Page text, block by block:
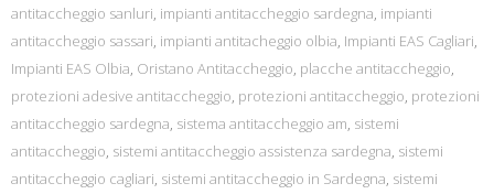
antitaccheggio sanluri, impianti antitaccheggio sardegna, impianti
antitaccheggio sassari, impianti antitacheggio olbia, Impianti EAS Cagliari,
Impianti EAS Olbia, Oristano Antitaccheggio, placche antitaccheggio,
protezioni adesive antitaccheggio, protezioni antitaccheggio, protezioni
antitaccheggio sardegna, sistema antitaccheggio am, sistemi
antitaccheggio, sistemi antitaccheggio assistenza sardegna, sistemi
antitaccheggio cagliari, sistemi antitaccheggio in Sardegna, sistemi